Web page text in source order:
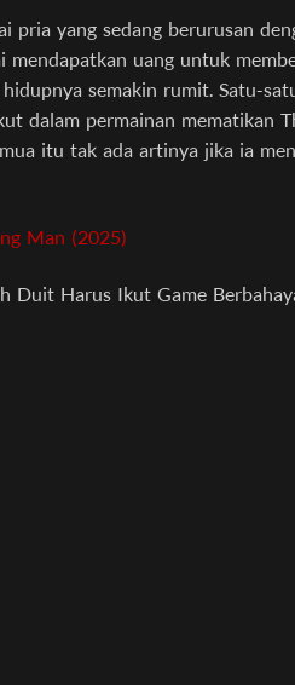
pria yang sedang berurusan
uang untuk
semakin rumit. Satu-
dalam permainan mematikan
itu tak ada artinya jika ia
Man (2025)